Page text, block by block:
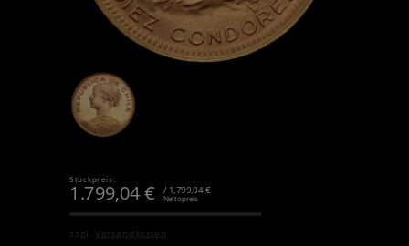
Stückpreis:
1.799,04€ / 1,799,04 €
Nettopreis
zzgl.Versandkosten